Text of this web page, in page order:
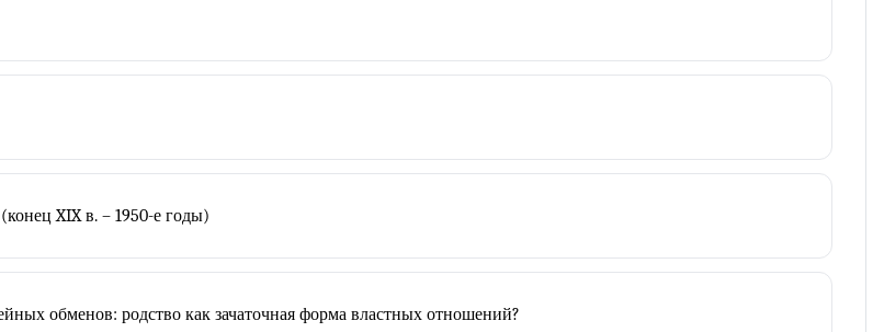
XIX в. – 1950-е годы)
обменов: родство как зачаточная форма властных отношений?